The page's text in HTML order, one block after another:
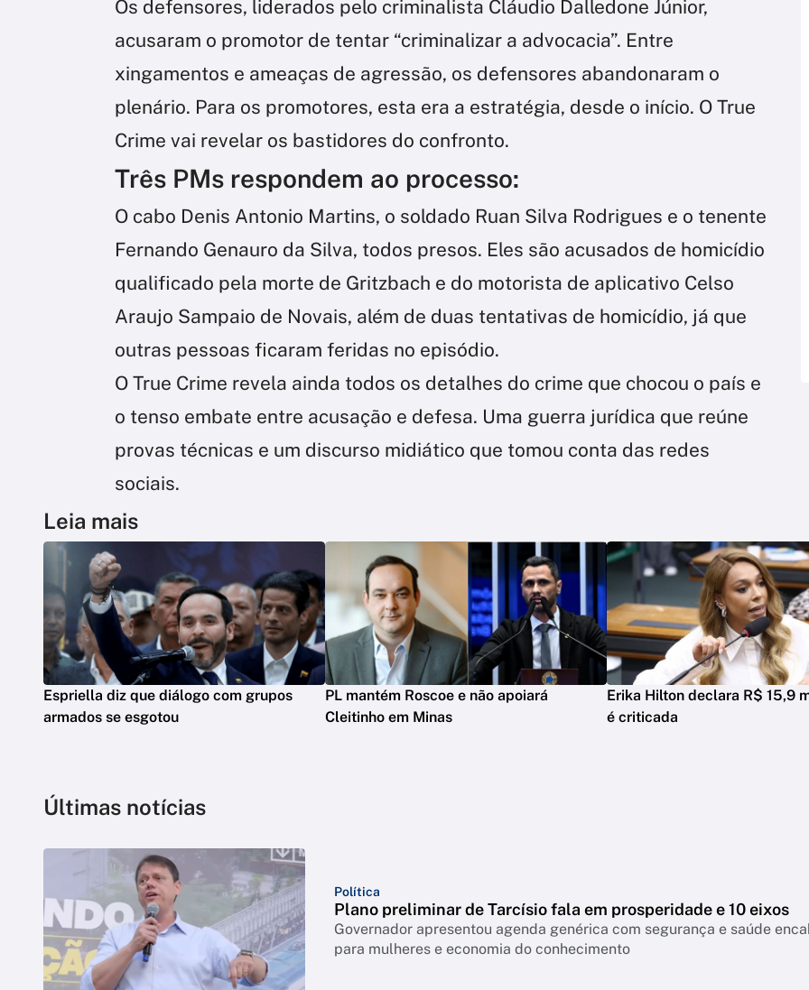
Os defensores, liderados pelo criminalista Cláudio Dalledone Júnior,
acusaram o promotor de tentar “criminalizar a advocacia”. Entre
xingamentos e ameaças de agressão, os defensores abandonaram o
plenário. Para os promotores, esta era a estratégia, desde o início. O True
Crime vai revelar os bastidores do confronto.
Três PMs respondem ao processo:
O cabo Denis Antonio Martins, o soldado Ruan Silva Rodrigues e o tenente
Fernando Genauro da Silva, todos presos. Eles são acusados de homicídio
qualificado pela morte de Gritzbach e do motorista de aplicativo Celso
Araujo Sampaio de Novais, além de duas tentativas de homicídio, já que
outras pessoas ficaram feridas no episódio.
O True Crime revela ainda todos os detalhes do crime que chocou o país e
o tenso embate entre acusação e defesa. Uma guerra jurídica que reúne
provas técnicas e um discurso midiático que tomou conta das redes
sociais.
Leia mais
Espriella diz que diálogo com grupos
armados se esgotou
PL mantém Roscoe e não apoiará
Cleitinho em Minas
Erika Hilton declara R$ 15,9
é criticada
Últimas notícias
Política
Plano preliminar de Tarcísio fala em prosperidade e 10 eixos
Governador apresentou agenda genérica com segurança e saúde
para mulheres e economia do conhecimento